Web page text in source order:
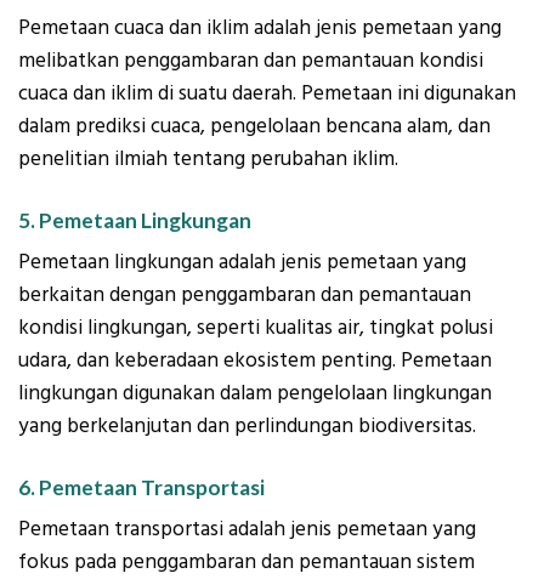
Pemetaan cuaca dan iklim adalah jenis pemetaan yang
melibatkan penggambaran dan pemantauan kondisi
cuaca dan iklim di suatu daerah. Pemetaan ini digunakan
dalam prediksi cuaca, pengelolaan bencana alam, dan
penelitian ilmiah tentang perubahan iklim.
5. Pemetaan Lingkungan
Pemetaan lingkungan adalah jenis pemetaan yang
berkaitan dengan penggambaran dan pemantauan
kondisi lingkungan, seperti kualitas air, tingkat polusi
udara, dan keberadaan ekosistem penting. Pemetaan
lingkungan digunakan dalam pengelolaan lingkungan
yang berkelanjutan dan perlindungan biodiversitas.
6. Pemetaan Transportasi
Pemetaan transportasi adalah jenis pemetaan yang
fokus pada penggambaran dan pemantauan sistem